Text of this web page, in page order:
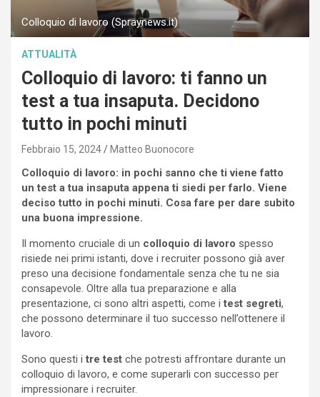
Colloquio di lavoro (Spraynews.it)
ATTUALITÀ
Colloquio di lavoro: ti fanno un
test a tua insaputa. Decidono
tutto in pochi minuti
Febbraio 15, 2024 Matteo Buonocore
Colloquio di lavoro: in pochi sanno che ti viene fatto
un test a tua insaputa appena ti siedi per farlo. Viene
deciso tutto in pochi minuti. Cosa fare per dare subito
una buona impressione.
Il momento cruciale di un colloquio di lavoro spesso
risiede nei primi istanti, dove i recruiter possono già aver
preso una decisione fondamentale senza che tu ne sia
consapevole. Oltre alla tua preparazione e alla
presentazione, ci sono altri aspetti, come itest segreti,
che possono determinare il tuo successo nell’ottenere il
lavoro.
Sono questi itre test che potresti affrontare durante un
colloquio di lavoro, e come superarli con successo per
impressionare i recruiter.